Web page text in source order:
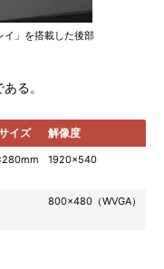
イ」を搭載した後部
る。
イズ 解像度
1920×540
800×480（WVGA）